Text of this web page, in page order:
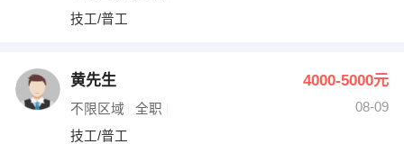
技工/普工
黄先生 4000-5000元
不限区域 全职
08-09
技工/普工